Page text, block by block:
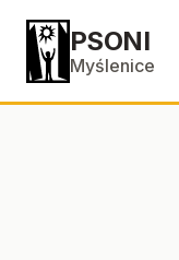
PSONI
Myślenice